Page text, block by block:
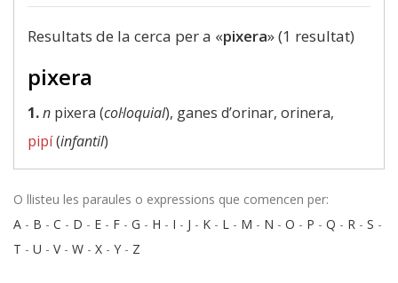
Resultats de la cerca per a «pixera» (1 resultat)
pixera
1.n pixera (col·loquial), ganes d’orinar, orinera,
pipí(infantil)
O llisteu les paraules o expressions que comencen per:
A - B - C - D - E - F - G - H - I - J - K - L - M - N - O - P - Q - R - S -
T - U - V- W - X - Y - Z